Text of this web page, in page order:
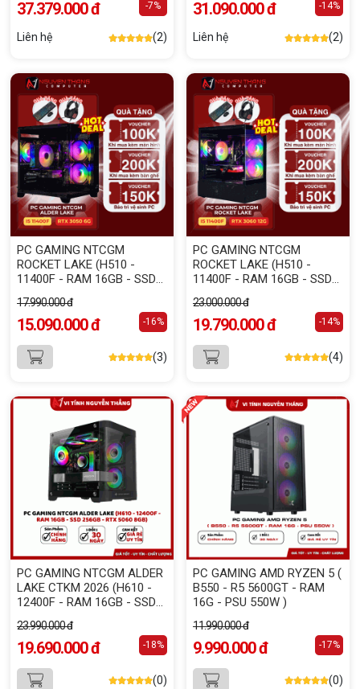
37.379.000 đ -7%
Liên hệ (2)
31.090.000 đ -14%
Liên hệ (2)
PC GAMING NTCGM
ROCKET LAKE (H510 -
11400F - RAM 16GB - SSD
17.990.000 đ
15.090.000 đ -16%
(3)
PC GAMING NTCGM
ROCKET LAKE (H510 -
11400F - RAM 16GB - SSD
23.000.000 đ
19.790.000 đ -14%
(4)
PC GAMING NTCGM ALDER
LAKE CTKM 2026 (H610 -
12400F - RAM 16GB - SSD
23.990.000 đ
19.690.000 đ -18%
(0)
PC GAMING AMD RYZEN 5 (
B550 - R5 5600GT - RAM
16G - PSU 550W )
11.990.000 đ
9.990.000 đ -17%
(0)